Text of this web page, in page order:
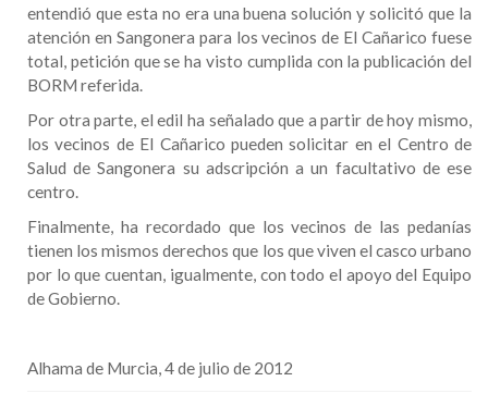
entendió que esta no era una buena solución y solicitó que la
atención en Sangonera para los vecinos de El Cañarico fuese
total, petición que se ha visto cumplida con la publicación del
BORM referida.
Por otra parte, el edil ha señalado que a partir de hoy mismo,
los vecinos de El Cañarico pueden solicitar en el Centro de
Salud de Sangonera su adscripción a un facultativo de ese
centro.
Finalmente, ha recordado que los vecinos de las pedanías
tienen los mismos derechos que los que viven el casco urbano
por lo que cuentan, igualmente, con todo el apoyo del Equipo
de Gobierno.
Alhama de Murcia, 4 de julio de 2012